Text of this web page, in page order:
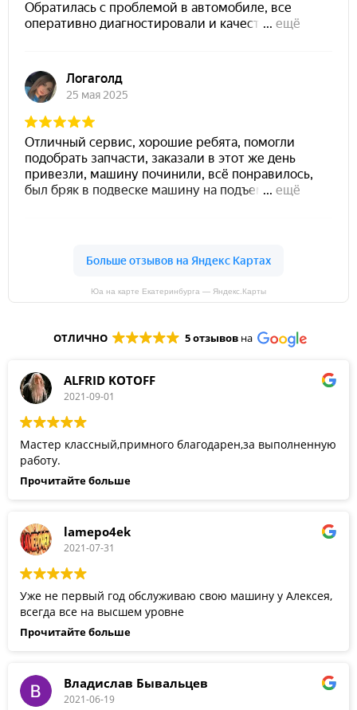
Юа на карте Екатеринбурга — Яндекс.Карты
ОТЛИЧНО 5 отзывовна
ALFRID KOTOFF
2021-09-01
Мастер классный,примного благодарен,за выполненную
работу.
Прочитайте больше
lamepo4ek
2021-07-31
Уже не первый год обслуживаю свою машину у Алексея,
всегда все на высшем уровне
Прочитайте больше
Владислав Бывальцев
2021-06-19